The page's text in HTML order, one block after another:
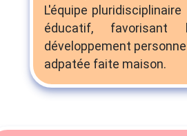
L'équipe
éducatif, favorisant
développement
adpatée faite maison.